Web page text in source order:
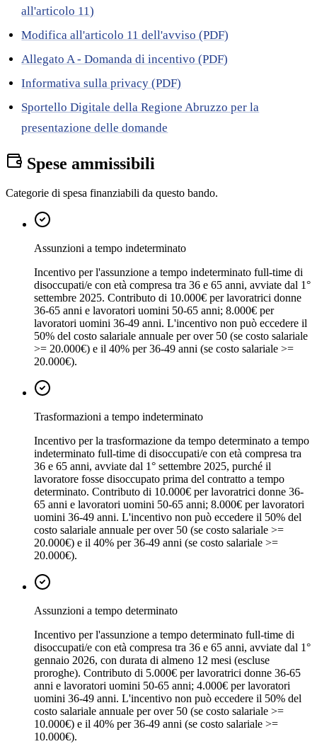
all'articolo 11)
Modifica all'articolo 11 dell'avviso (PDF)
Allegato A - Domanda di incentivo (PDF)
Informativa sulla privacy (PDF)
Sportello Digitale della Regione Abruzzo per la
presentazione delle domande
Spese ammissibili
Categorie di spesa finanziabili da questo bando.
Assunzioni a tempo indeterminato
Incentivo per l'assunzione a tempo indeterminato full-time di
disoccupati/e con età compresa tra 36 e 65 anni, avviate dal 1°
settembre 2025. Contributo di 10.000€ per lavoratrici donne
36-65 anni e lavoratori uomini 50-65 anni; 8.000€ per
lavoratori uomini 36-49 anni. L'incentivo non può eccedere il
50% del costo salariale annuale per over 50 (se costo salariale
>= 20.000€) e il 40% per 36-49 anni (se costo salariale >=
20.000€).
Trasformazioni a tempo indeterminato
Incentivo per la trasformazione da tempo determinato a tempo
indeterminato full-time di disoccupati/e con età compresa tra
36 e 65 anni, avviate dal 1° settembre 2025, purché il
lavoratore fosse disoccupato prima del contratto a tempo
determinato. Contributo di 10.000€ per lavoratrici donne 36-
65 anni e lavoratori uomini 50-65 anni; 8.000€ per lavoratori
uomini 36-49 anni. L'incentivo non può eccedere il 50% del
costo salariale annuale per over 50 (se costo salariale >=
20.000€) e il 40% per 36-49 anni (se costo salariale >=
20.000€).
Assunzioni a tempo determinato
Incentivo per l'assunzione a tempo determinato full-time di
disoccupati/e con età compresa tra 36 e 65 anni, avviate dal 1°
gennaio 2026, con durata di almeno 12 mesi (escluse
proroghe). Contributo di 5.000€ per lavoratrici donne 36-65
anni e lavoratori uomini 50-65 anni; 4.000€ per lavoratori
uomini 36-49 anni. L'incentivo non può eccedere il 50% del
costo salariale annuale per over 50 (se costo salariale >=
10.000€) e il 40% per 36-49 anni (se costo salariale >=
10.000€).